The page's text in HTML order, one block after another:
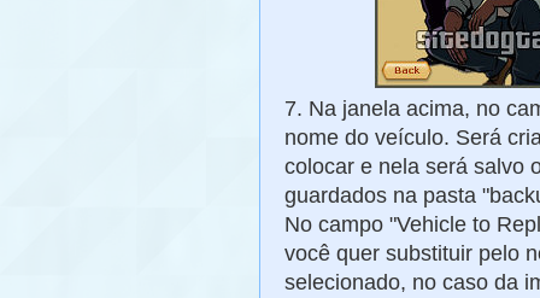
7. Na janela acima, no
nome do veículo. Será
colocar e nela será salvo
guardados na pasta
No campo "Vehicle to
você quer substituir pelo
selecionado, no caso da